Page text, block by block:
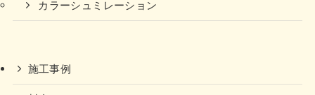
カラーシュミレーション
施工事例